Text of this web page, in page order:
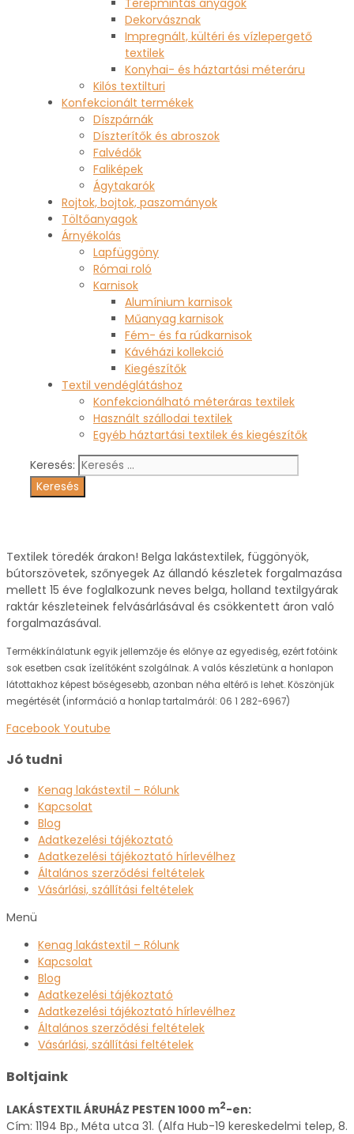
Dekorvásznak
Impregnált, kültéri és vízlepergető
textilek
Konyhai- és háztartási méteráru
Kilós textilturi
Konfekcionált termékek
Díszpárnák
Díszterítők és abroszok
Falvédők
Faliképek
Ágytakarók
Rojtok, bojtok, paszományok
Töltőanyagok
Árnyékolás
Lapfüggöny
Római roló
Karnisok
Alumínium karnisok
Műanyag karnisok
Fém- és fa rúdkarnisok
Kávéházi kollekció
Kiegészítők
Textil vendéglátáshoz
Konfekcionálható méteráras textilek
Használt szállodai textilek
Egyéb háztartási textilek és kiegészítők
Keresés:
Textilek töredék árakon! Belga lakástextilek, függönyök,
bútorszövetek, szőnyegek Az állandó készletek forgalmazása
mellett 15 éve foglalkozunk neves belga, holland textilgyárak
raktár készleteinek felvásárlásával és csökkentett áron való
forgalmazásával.
Termékkínálatunk egyik jellemzője és előnye az egyediség, ezért fotóink
sok esetben csak ízelítőként szolgálnak. A valós készletünk a honlapon
látottakhoz képest bőségesebb, azonban néha eltérő is lehet. Köszönjük
megértését (információ a honlap tartalmáról: 06 1 282-6967)
Facebook Youtube
Jó tudni
Kenag lakástextil – Rólunk
Kapcsolat
Blog
Adatkezelési tájékoztató
Adatkezelési tájékoztató hírlevélhez
Általános szerződési feltételek
Vásárlási, szállítási feltételek
Menü
Kenag lakástextil – Rólunk
Kapcsolat
Blog
Adatkezelési tájékoztató
Adatkezelési tájékoztató hírlevélhez
Általános szerződési feltételek
Vásárlási, szállítási feltételek
Boltjaink
LAKÁSTEXTIL ÁRUHÁZ PESTEN 1000 m2-en:
Cím: 1194 Bp., Méta utca 31. (Alfa Hub-19 kereskedelmi telep, 8.